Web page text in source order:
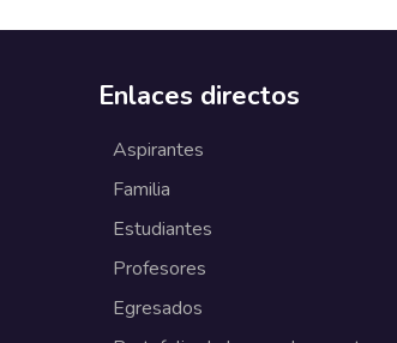
Enlaces directos
Aspirantes
Familia
Estudiantes
Profesores
Egresados